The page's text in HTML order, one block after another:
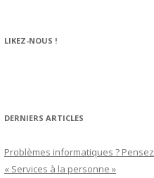
sur sur poirier-
LIKEZ-NOUS !
DERNIERS ARTICLES
Problèmes informatiques ? Pensez
« Services à la personne »